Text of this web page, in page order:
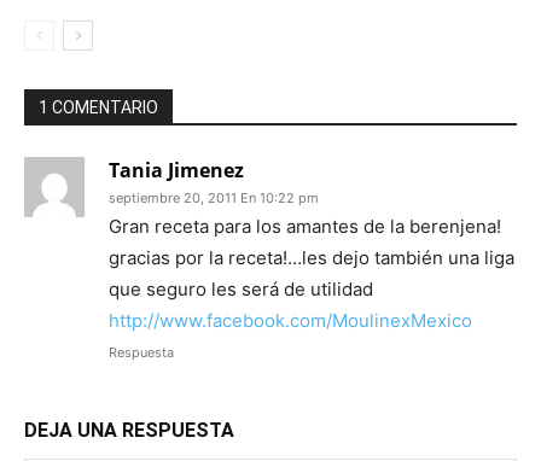
1 COMENTARIO
Tania Jimenez
septiembre 20, 2011 En 10:22 pm
Gran receta para los amantes de la berenjena!
gracias por la receta!…les dejo también una liga
que seguro les será de utilidad
http://www.facebook.com/MoulinexMexico
Respuesta
DEJA UNA RESPUESTA